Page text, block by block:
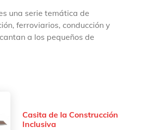
una serie temática de
ferroviarios, conducción y
a los pequeños de
Casita de la Construcción
Inclusiva